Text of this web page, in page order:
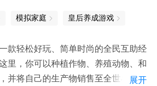
模拟家庭 皇后养成游戏
款轻松好玩、简单时尚的全民互助经
里，你可以种植作物、养殖动物、和
并将自己的生产物销售至全世界，成
展开